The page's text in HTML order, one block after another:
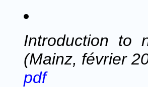
Introduction to
(Mainz, février
pdf